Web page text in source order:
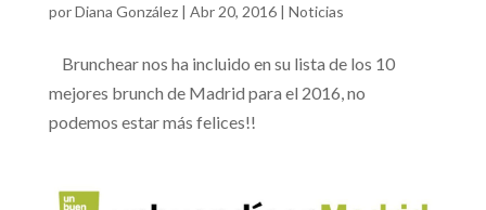
porDiana González| Abr 20, 2016| Noticias
Brunchear nos ha incluido en su lista de los 10
mejores brunch de Madrid para el 2016, no
podemos estar más felices!!